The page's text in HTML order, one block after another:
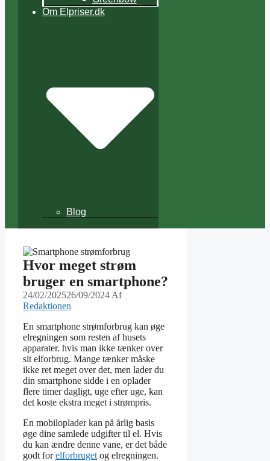
Om Elpriser.dk
Blog
Hvor meget strøm
bruger en smartphone?
24/02/202526/09/2024 Af
Redaktionen
En smartphone strømforbrug kan øge
elregningen som resten af husets
apparater. hvis man ikke tænker over
sit elforbrug. Mange tænker måske
ikke ret meget over det, men lader du
din smartphone sidde i en oplader
flere timer dagligt, uge efter uge, kan
det koste ekstra meget i strømpris.
En mobiloplader kan på årlig basis
øge dine samlede udgifter til el. Hvis
du kan ændre denne vane, er det både
godt forelforbruget og elregningen.